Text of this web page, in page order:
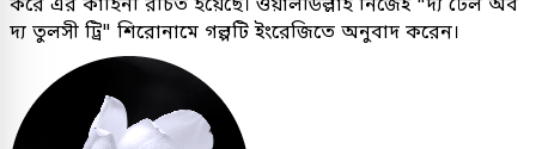
দ্য তুলসী ট্রি" শিরোনামে গল্পটি ইংরেজিতে অনুবাদ করেন।